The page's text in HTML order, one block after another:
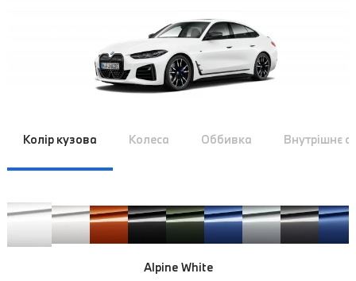
Колір кузова Колеса Оббивка Внутрішнє
Alpine White